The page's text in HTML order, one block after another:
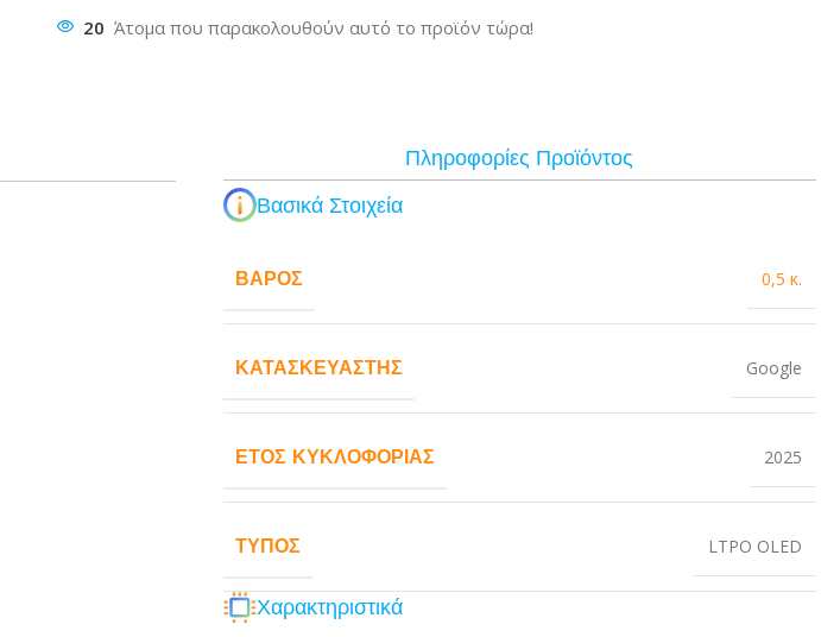
20 Άτομα που παρακολουθούν αυτό το προϊόν τώρα!
Πληροφορίες Προϊόντος
Βασικά Στοιχεία
ΒΆΡΟΣ 0,5 κ.
ΚΑΤΑΣΚΕΥΑΣΤΉΣ Google
ΈΤΟΣ ΚΥΚΛΟΦΟΡΊΑΣ 2025
ΤΎΠΟΣ LTPO OLED
Χαρακτηριστικά